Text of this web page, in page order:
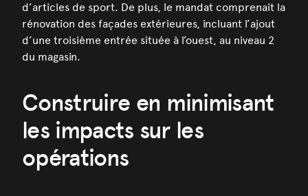
d’articles de sport. De plus, le mandat comprenait la
rénovation des façades extérieures, incluant l’ajout
d’une troisième entrée située à l’ouest, au niveau 2
du magasin.
Construire en minimisant
les impacts sur les
opérations